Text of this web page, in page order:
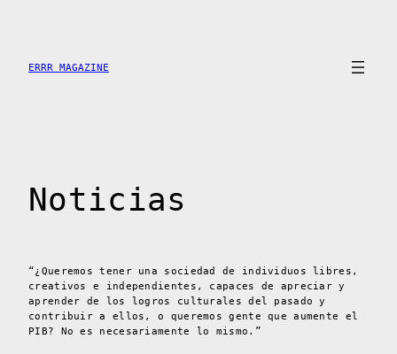
contenido
ERRR MAGAZINE
Noticias
“¿Queremos tener una sociedad de individuos libres,
creativos e independientes, capaces de apreciar y
aprender de los logros culturales del pasado y
contribuir a ellos, o queremos gente que aumente el
PIB? No es necesariamente lo mismo.”